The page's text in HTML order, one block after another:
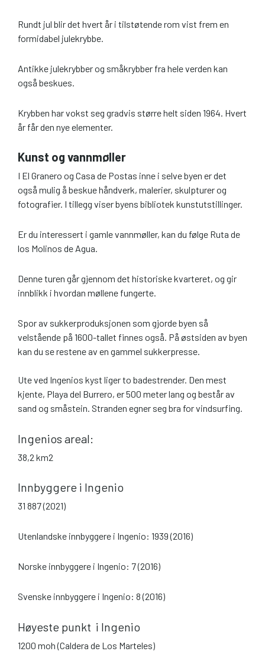
Rundt jul blir det hvert år i tilstøtende rom vist frem en
formidabel julekrybbe.
Antikke julekrybber og småkrybber fra hele verden kan
også beskues.
Krybben har vokst seg gradvis større helt siden 1964. Hvert
år får den nye elementer.
Kunst og vannmøller
I El Granero og Casa de Postas inne i selve byen er det
også mulig å beskue håndverk, malerier, skulpturer og
fotografier. I tillegg viser byens bibliotek kunstutstillinger.
Er du interessert i gamle vannmøller, kan du følge Ruta de
los Molinos de Agua.
Denne turen går gjennom det historiske kvarteret, og gir
innblikk i hvordan møllene fungerte.
Spor av sukkerproduksjonen som gjorde byen så
velstående på 1600-tallet finnes også. På østsiden av byen
kan du se restene av en gammel sukkerpresse.
Ute ved Ingenios kyst liger to badestrender. Den mest
kjente, Playa del Burrero, er 500 meter lang og består av
sand og småstein. Stranden egner seg bra for vindsurfing.
Ingenios areal:
38,2 km2
Innbyggere i Ingenio
31 887 (2021)
Utenlandske innbyggere i Ingenio: 1939 (2016)
Norske innbyggere i Ingenio: 7 (2016)
Svenske innbyggere i Ingenio: 8 (2016)
Høyeste punkt i Ingenio
1200 moh (Caldera de Los Marteles)